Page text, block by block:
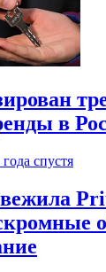
в
года спустя